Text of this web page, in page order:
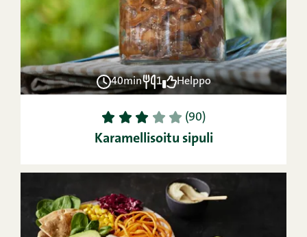
40min 1 Helppo
1 2 3 4 5 (90)
Karamellisoitu sipuli